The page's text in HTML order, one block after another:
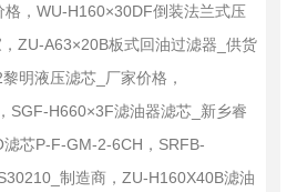
，WU-H160×30DF倒装法兰式压
ZU-A63×20B板式回油过滤器_供货
明液压滤芯_厂家价格，
SGF-H660×3F滤油器滤芯_新乡睿
芯P-F-GM-2-6CH，SRFB-
制造商，ZU-H160X40B滤油